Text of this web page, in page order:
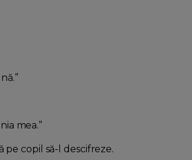
mea.”
pe copil să-l descifreze.